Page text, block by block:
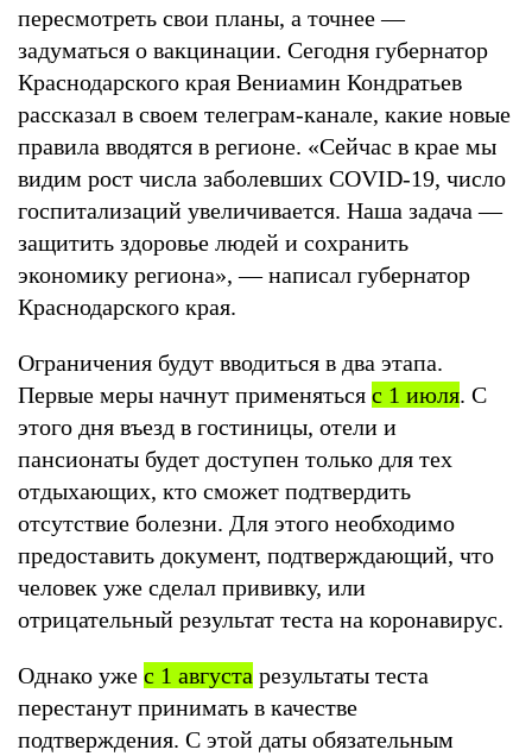
пересмотреть свои планы, а точнее —
задуматься о вакцинации. Сегодня губернатор
Краснодарского края Вениамин Кондратьев
рассказал в своем телеграм-канале, какие новые
правила вводятся в регионе. «Сейчас в крае мы
видим рост числа заболевших COVID-19, число
госпитализаций увеличивается. Наша задача —
защитить здоровье людей и сохранить
экономику региона», — написал губернатор
Краснодарского края.
Ограничения будут вводиться в два этапа.
Первые меры начнут применяться с 1 июля. С
этого дня въезд в гостиницы, отели и
пансионаты будет доступен только для тех
отдыхающих, кто сможет подтвердить
отсутствие болезни. Для этого необходимо
предоставить документ, подтверждающий, что
человек уже сделал прививку, или
отрицательный результат теста на коронавирус.
Однако уже с 1 августа результаты теста
перестанут принимать в качестве
подтверждения. С этой даты обязательным